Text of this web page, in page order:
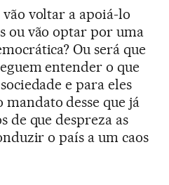
vão voltar a apoiá-lo
ou vão optar por uma
Ou será que
entender o que
e para eles
desse que já
de que despreza as
o país a um caos